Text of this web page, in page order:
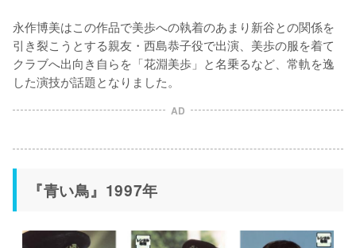
永作博美はこの作品で美歩への執着のあまり新谷との関係を
引き裂こうとする親友・西島恭子役で出演、美歩の服を着て
クラブへ出向き自らを「花淵美歩」と名乗るなど、常軌を逸
した演技が話題となりました。
AD
『青い鳥』1997年